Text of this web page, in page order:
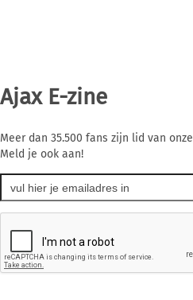
Ajax E-zine
Meer dan 35.500 fans zijn lid van
Meld je ook aan!